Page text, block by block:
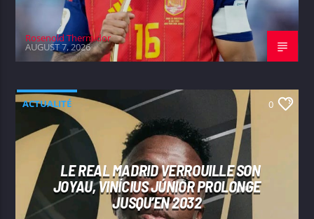
Rosenold Thermidor
AUGUST 7, 2026
ACTUALITÉ 0
LE REAL MADRID VERROUILLE SON
JOYAU, VINÍCIUS JÚNIOR PROLONGE
JUSQU’EN 2032